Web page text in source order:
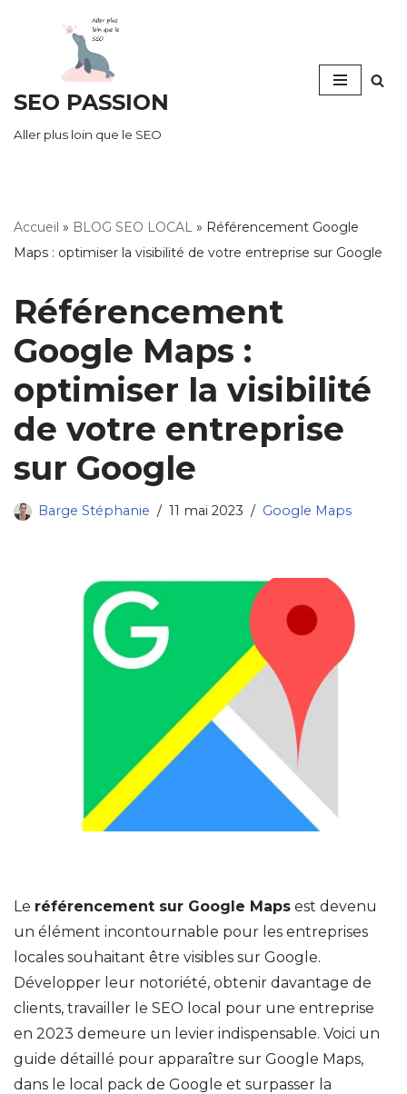
contenu
SEO PASSION
Aller plus loin que le SEO
Accueil » BLOG SEO LOCAL » Référencement Google
Maps : optimiser la visibilité de votre entreprise sur Google
Référencement
Google Maps :
optimiser la visibilité
de votre entreprise
sur Google
Barge Stéphanie 11 mai 2023 Google Maps
Le référencement sur Google Maps est devenu
un élément incontournable pour les entreprises
locales souhaitant être visibles sur Google.
Développer leur notoriété, obtenir davantage de
clients, travailler le SEO local pour une entreprise
en 2023 demeure un levier indispensable. Voici un
guide détaillé pour apparaître sur Google Maps,
dans le local pack de Google et surpasser la